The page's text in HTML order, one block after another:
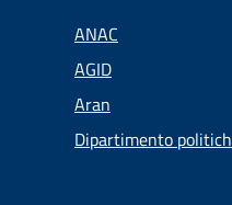
ANAC
AGID
Aran
Dipartimento